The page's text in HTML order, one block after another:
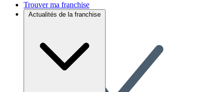
Trouver ma franchise
Actualités de la franchise